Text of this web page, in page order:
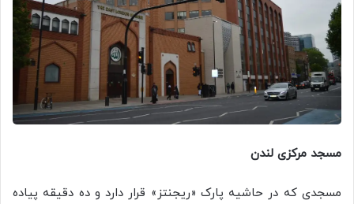
مسجد مرکزی لندن
مسجدی که در حاشیه پارک «ریجنتز» قرار دارد و ده دقیقه پیاده